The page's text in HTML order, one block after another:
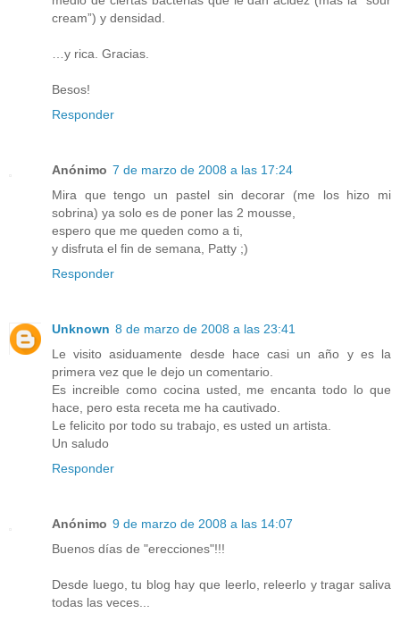
cream”) y densidad.
…y rica. Gracias.
Besos!
Responder
Anónimo 7 de marzo de 2008 a las 17:24
Mira que tengo un pastel sin decorar (me los hizo mi
sobrina) ya solo es de poner las 2 mousse,
espero que me queden como a ti,
y disfruta el fin de semana, Patty ;)
Responder
Unknown 8 de marzo de 2008 a las 23:41
Le visito asiduamente desde hace casi un año y es la
primera vez que le dejo un comentario.
Es increible como cocina usted, me encanta todo lo que
hace, pero esta receta me ha cautivado.
Le felicito por todo su trabajo, es usted un artista.
Un saludo
Responder
Anónimo 9 de marzo de 2008 a las 14:07
Buenos días de "erecciones"!!!
Desde luego, tu blog hay que leerlo, releerlo y tragar saliva
todas las veces...